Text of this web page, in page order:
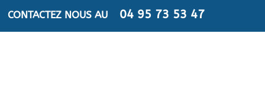
CONTACTEZ NOUS AU 04 95 73 53 47